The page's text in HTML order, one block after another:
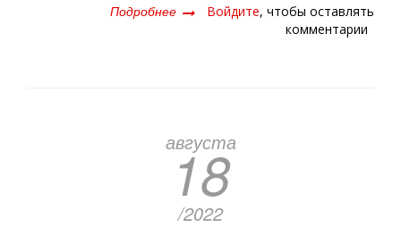
Подробнее о
Войдите, чтобы оставлять
комментарии
августа
18
/2022